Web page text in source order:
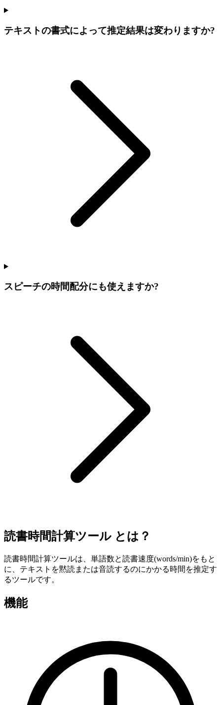
テキストの書式によって推定結果は変わりますか?
スピーチの時間配分にも使えますか?
読書時間計算ツール とは？
読書時間計算ツールは、単語数と読書速度(words/min)をもと
に、テキストを黙読または音読するのにかかる時間を推定す
るツールです。
機能